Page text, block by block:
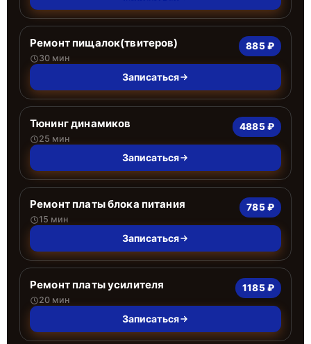
Ремонт пищалок(твитеров)
30 мин
885 ₽
Записаться
Тюнинг динамиков
25 мин
4885 ₽
Записаться
Ремонт платы блока питания
15 мин
785 ₽
Записаться
Ремонт платы усилителя
20 мин
1185 ₽
Записаться